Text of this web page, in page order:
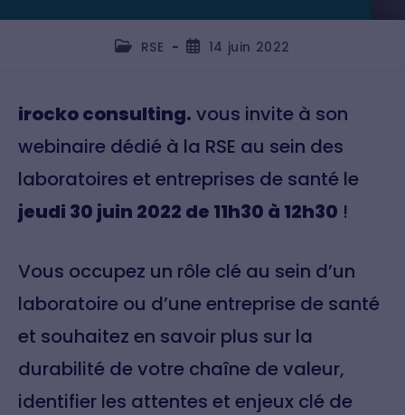
RSE 14 juin 2022
irocko consulting. vous invite à son
webinaire dédié à la RSE au sein des
laboratoires et entreprises de santé le
jeudi 30 juin 2022 de 11h30 à 12h30 !
Vous occupez un rôle clé au sein d’un
laboratoire ou d’une entreprise de santé
et souhaitez en savoir plus sur la
durabilité de votre chaîne de valeur,
identifier les attentes et enjeux clé de